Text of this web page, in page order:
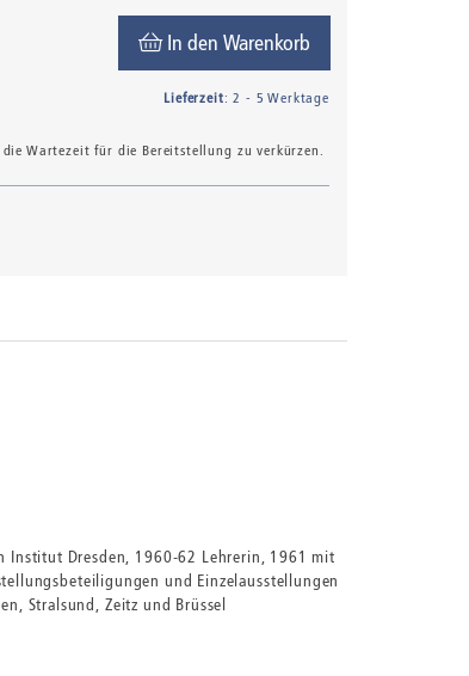
In den Warenkorb
Lieferzeit: 2 - 5 Werktage
Wartezeit für die Bereitstellung zu verkürzen.
Institut Dresden, 1960-62 Lehrerin, 1961 mit
und Einzelausstellungen
Stralsund, Zeitz und Brüssel